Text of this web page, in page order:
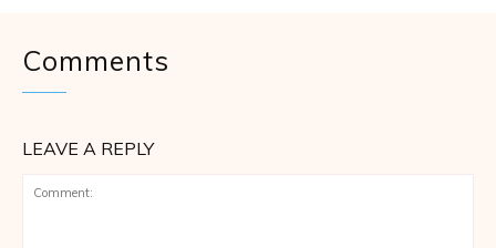
Comments
LEAVE A REPLY